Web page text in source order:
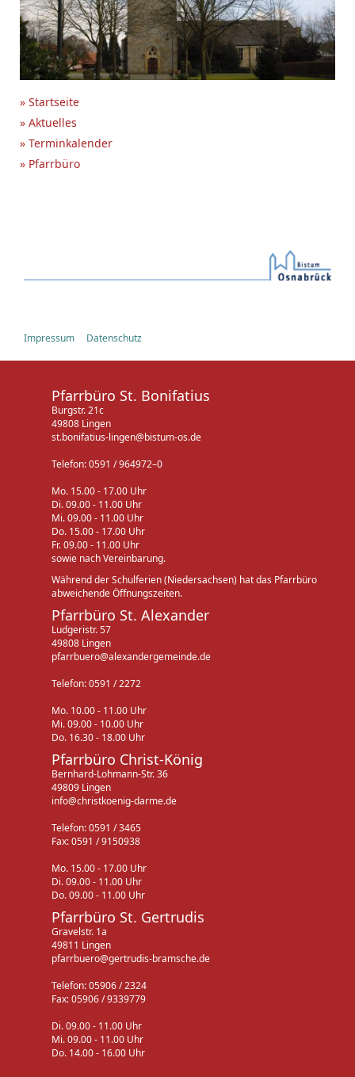
» Startseite
» Aktuelles
» Terminkalender
» Pfarrbüro
Impressum Datenschutz
Pfarrbüro St. Bonifatius
Burgstr. 21c
49808 Lingen
st.bonifatius-lingen@bistum-os.de
Telefon: 0591 / 964972–0
Mo. 15.00 - 17.00 Uhr
Di. 09.00 - 11.00 Uhr
Mi. 09.00 - 11.00 Uhr
Do. 15.00 - 17.00 Uhr
Fr. 09.00 - 11.00 Uhr
sowie nach Vereinbarung.
Während der Schulferien (Niedersachsen) hat das Pfarrbüro
abweichende Öffnungszeiten.
Pfarrbüro St. Alexander
Ludgeristr. 57
49808 Lingen
pfarrbuero@alexandergemeinde.de
Telefon: 0591 / 2272
Mo. 10.00 - 11.00 Uhr
Mi. 09.00 - 10.00 Uhr
Do. 16.30 - 18.00 Uhr
Pfarrbüro Christ-König
Bernhard-Lohmann-Str. 36
49809 Lingen
info@christkoenig-darme.de
Telefon: 0591 / 3465
Fax: 0591 / 9150938
Mo. 15.00 - 17.00 Uhr
Di. 09.00 - 11.00 Uhr
Do. 09.00 - 11.00 Uhr
Pfarrbüro St. Gertrudis
Gravelstr. 1a
49811 Lingen
pfarrbuero@gertrudis-bramsche.de
Telefon: 05906 / 2324
Fax: 05906 / 9339779
Di. 09.00 - 11.00 Uhr
Mi. 09.00 - 11.00 Uhr
Do. 14.00 - 16.00 Uhr